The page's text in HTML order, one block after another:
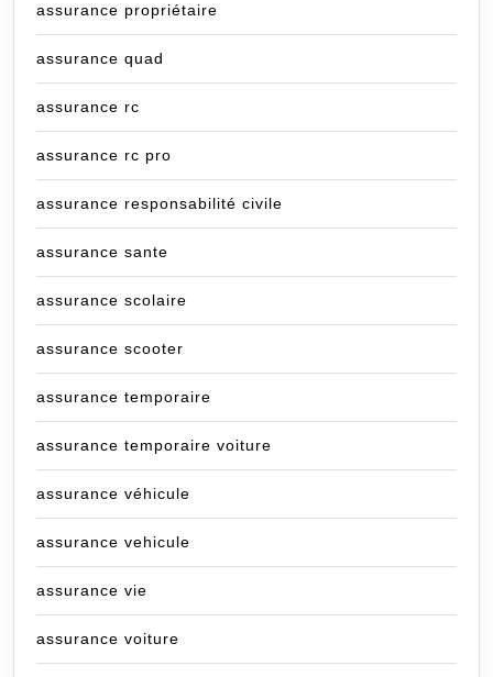
assurance propriétaire
assurance quad
assurance rc
assurance rc pro
assurance responsabilité civile
assurance sante
assurance scolaire
assurance scooter
assurance temporaire
assurance temporaire voiture
assurance véhicule
assurance vehicule
assurance vie
assurance voiture